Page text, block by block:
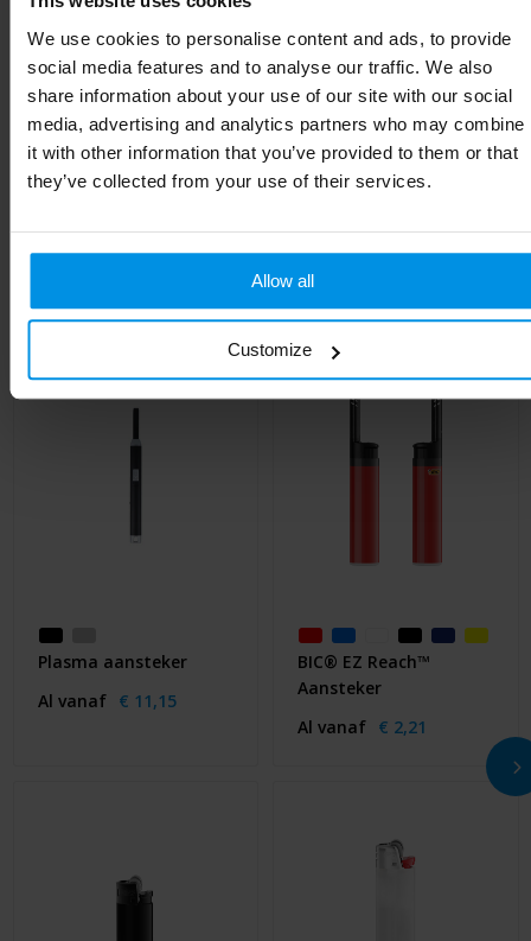
We use cookies to personalise content and ads, to provide
social media features and to analyse our traffic. We also
share information about your use of our site with our social
media, advertising and analytics partners who may combine
it with other information that you’ve provided to them or that
they’ve collected from your use of their services.
Allow all
Customize
Hoogte 6 cm
Breedte 2.3 cm
Lengte 1.2 cm
Gerelateerde producten
Plasma aansteker
Al vanaf € 11,15
BIC® EZ Reach™
Aansteker
Al vanaf € 2,21